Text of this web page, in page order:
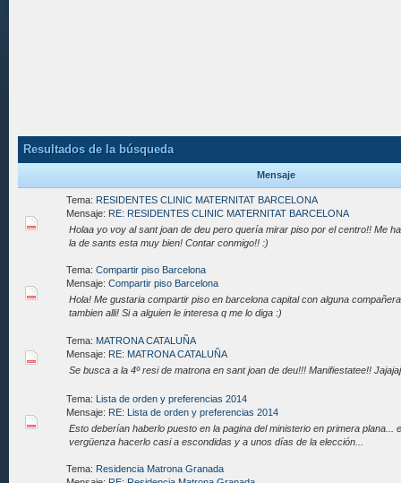
Resultados de la búsqueda
Mensaje
Tema: RESIDENTES CLINIC MATERNITAT BARCELONA
Mensaje: RE: RESIDENTES CLINIC MATERNITAT BARCELONA
Holaa yo voy al sant joan de deu pero quería mirar piso por el centro!! Me
la de sants esta muy bien! Contar conmigo!! :)
Tema: Compartir piso Barcelona
Mensaje: Compartir piso Barcelona
Hola! Me gustaria compartir piso en barcelona capital con alguna
tambien alli! Si a alguien le interesa q me lo diga :)
Tema: MATRONA CATALUÑA
Mensaje: RE: MATRONA CATALUÑA
Se busca a la 4º resi de matrona en sant joan de deu!!! Manifiestatee!! Jajajaj
Tema: Lista de orden y preferencias 2014
Mensaje: RE: Lista de orden y preferencias 2014
Esto deberían haberlo puesto en la pagina del ministerio en primera plana...
vergüenza hacerlo casi a escondidas y a unos días de la elección...
Tema: Residencia Matrona Granada